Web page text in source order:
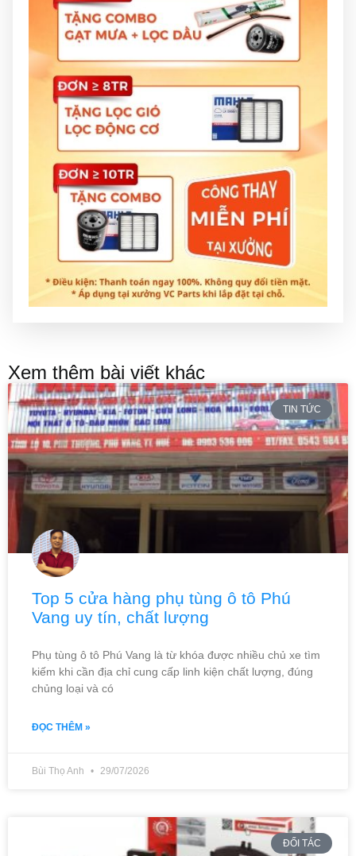
Xem thêm bài viết khác
TIN TỨC
Top 5 cửa hàng phụ tùng ô tô Phú
Vang uy tín, chất lượng
Phụ tùng ô tô Phú Vang là từ khóa được nhiều chủ xe tìm
kiếm khi cần địa chỉ cung cấp linh kiện chất lượng, đúng
chủng loại và có
ĐỌC THÊM »
Bùi Thọ Anh 29/07/2026
ĐỐI TÁC